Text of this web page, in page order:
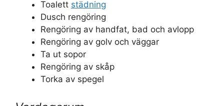
Toalett städning
Dusch rengöring
Rengöring av handfat, bad och avlopp
Rengöring av golv och väggar
Ta ut sopor
Rengöring av skåp
Torka av spegel